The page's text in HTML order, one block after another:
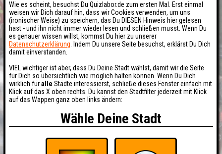
Wie es scheint, besuchst Du Quizlabor.de zum ersten Mal. Erst einmal
weisen wir Dich darauf hin, dass wir Cookies verwenden, um uns
(ironischer Weise) zu speichern, das Du DIESEN Hinweis hier gelesen
hast - und ihn nicht immer wieder lesen und schließen musst. Wenn Du
es genauer wissen willst, kommst Du hier zu unserer
Datenschutzerklärung . Indem Du unsere Seite besuchst, erklärst Du Dich
damit einverstanden.
VIEL wichtiger ist aber, dass Du Deine Stadt wählst, damit wir die Seite
für Dich so übersichtlich wie möglich halten können. Wenn Du Dich
wirklich füralle Städte interessierst, schließe dieses Fenster einfach mit
Klick auf das X oben rechts. Du kannst den Stadtfilter jederzeit mit Klick
auf das Wappen ganz oben links ändern:
Wähle Deine Stadt